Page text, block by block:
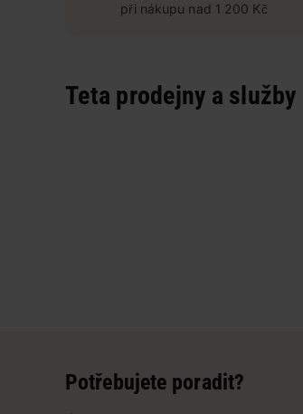
při nákupu nad 1 200 Kč
Teta prodejny a služby
Potřebujete poradit?